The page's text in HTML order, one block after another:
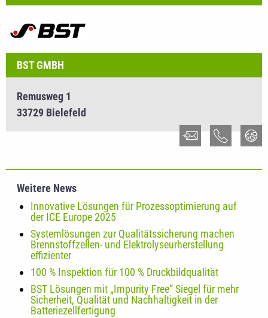
BST GMBH
Remusweg 1
33729 Bielefeld
Weitere News
Innovative Lösungen für Prozessoptimierung auf
der ICE Europe 2025
Systemlösungen zur Qualitätssicherung machen
Brennstoffzellen- und Elektrolyseurherstellung
effizienter
100 % Inspektion für 100 % Druckbildqualität
BST Lösungen mit „Impurity Free“ Siegel für mehr
Sicherheit, Qualität und Nachhaltigkeit in der
Batteriezellfertigung